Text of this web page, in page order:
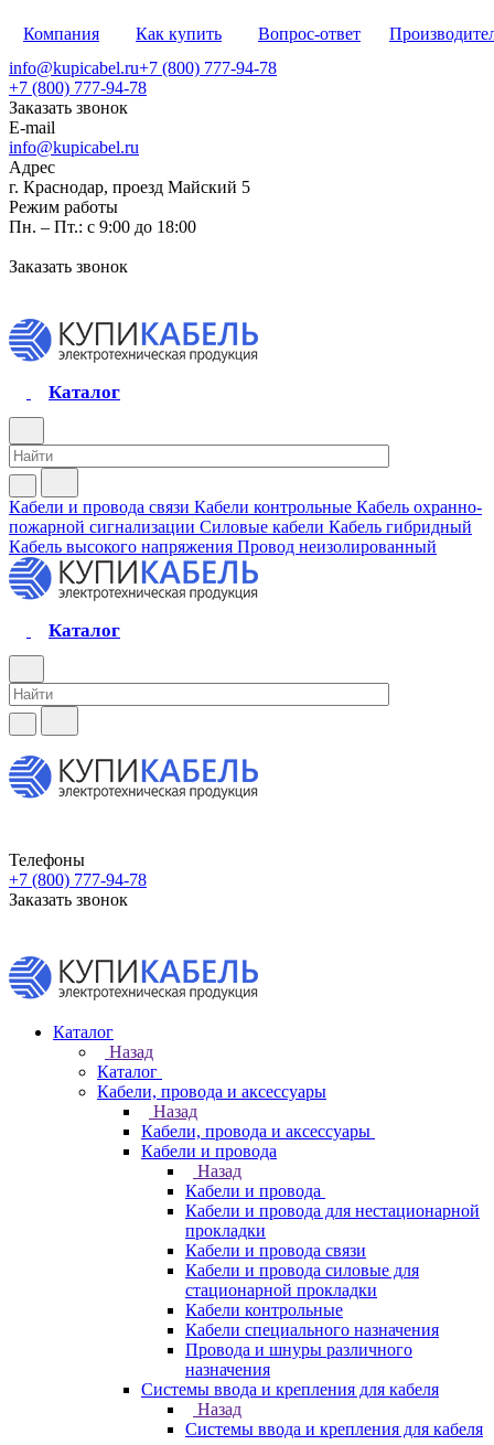
Компания Как купить Вопрос-ответ
info@kupicabel.ru+7 (800) 777-94-78
+7 (800) 777-94-78
Заказать звонок
E-mail
info@kupicabel.ru
Адрес
г. Краснодар, проезд Майский 5
Режим работы
Пн. – Пт.: с 9:00 до 18:00
Заказать звонок
Каталог
Кабели и провода связи Кабели контрольные Кабель охранно-
пожарной сигнализации Силовые кабели Кабель гибридный
Кабель высокого напряжения Провод неизолированный
Каталог
Телефоны
+7 (800) 777-94-78
Заказать звонок
Каталог
Назад
Каталог
Кабели, провода и аксессуары
Назад
Кабели, провода и аксессуары
Кабели и провода
Назад
Кабели и провода
Кабели и провода для нестационарной
прокладки
Кабели и провода связи
Кабели и провода силовые для
стационарной прокладки
Кабели контрольные
Кабели специального назначения
Провода и шнуры различного
назначения
Системы ввода и крепления для кабеля
Назад
Системы ввода и крепления для кабеля